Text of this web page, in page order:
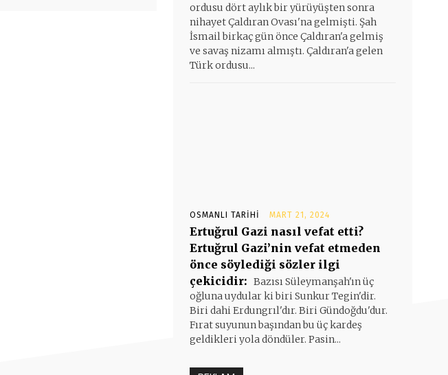
ordusu dört aylık bir yürüyüşten sonra
nihayet Çaldıran Ovası'na gelmişti. Şah
İsmail birkaç gün önce Çaldıran'a gelmiş
ve savaş nizamı almıştı. Çaldıran'a gelen
Türk ordusu...
OSMANLI TARIHI MART 21, 2024
Ertuğrul Gazi nasıl vefat etti?
Ertuğrul Gazi’nin vefat etmeden
önce söylediği sözler ilgi
çekicidir: Bazısı Süleymanşah'ın üç
oğluna uydular ki biri Sunkur Tegin'dir.
Biri dahi Erdungrıl'dır. Biri Gündoğdu'dur.
Fırat suyunun başından bu üç kardeş
geldikleri yola döndüler. Pasin...